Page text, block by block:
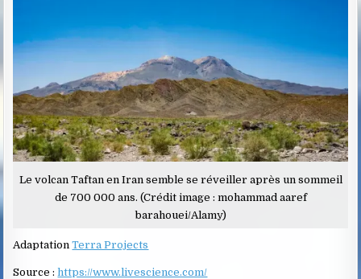
Le volcan Taftan en Iran semble se réveiller après un sommeil
de 700 000 ans. (Crédit image : mohammad aaref
barahouei/Alamy)
AdaptationTerra Projects
Source :https://www.livescience.com/